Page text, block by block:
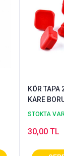
KÖR TAPA 22x22mm
KARE
STOKTA
30,00 TL